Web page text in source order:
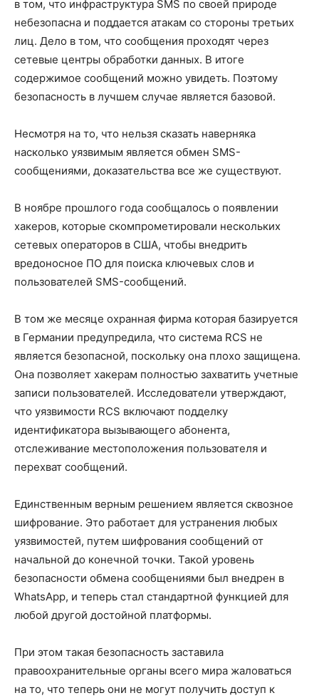
в том, что инфраструктура SMS по своей природе
небезопасна и поддается атакам со стороны третьих
лиц. Дело в том, что сообщения проходят через
сетевые центры обработки данных. В итоге
содержимое сообщений можно увидеть. Поэтому
безопасность в лучшем случае является базовой.
Несмотря на то, что нельзя сказать наверняка
насколько уязвимым является обмен SMS-
сообщениями, доказательства все же существуют.
В ноябре прошлого года сообщалось о появлении
хакеров, которые скомпрометировали нескольких
сетевых операторов в США, чтобы внедрить
вредоносное ПО для поиска ключевых слов и
пользователей SMS-сообщений.
В том же месяце охранная фирма которая базируется
в Германии предупредила, что система RCS не
является безопасной, поскольку она плохо защищена.
Она позволяет хакерам полностью захватить учетные
записи пользователей. Исследователи утверждают,
что уязвимости RCS включают подделку
идентификатора вызывающего абонента,
отслеживание местоположения пользователя и
перехват сообщений.
Единственным верным решением является сквозное
шифрование. Это работает для устранения любых
уязвимостей, путем шифрования сообщений от
начальной до конечной точки. Такой уровень
безопасности обмена сообщениями был внедрен в
WhatsApp, и теперь стал стандартной функцией для
любой другой достойной платформы.
При этом такая безопасность заставила
правоохранительные органы всего мира жаловаться
на то, что теперь они не могут получить доступ к